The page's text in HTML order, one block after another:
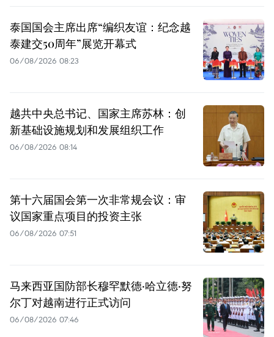
泰国国会主席出席“编织友谊：纪念越
泰建交50周年”展览开幕式
06/08/2026 08:23
越共中央总书记、国家主席苏林：创
新基础设施规划和发展组织工作
06/08/2026 08:14
第十六届国会第一次非常规会议：审
议国家重点项目的投资主张
06/08/2026 07:51
马来西亚国防部长穆罕默德·哈立德·努
尔丁对越南进行正式访问
06/08/2026 07:46